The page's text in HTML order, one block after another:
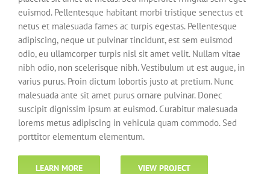
euismod. Pellentesque habitant morbi tristique senectus et
netus et malesuada fames ac turpis egestas. Pellentesque
adipiscing, neque ut pulvinar tincidunt, est sem euismod
odio, eu ullamcorper turpis nisl sit amet velit. Nullam vitae
nibh odio, non scelerisque nibh. Vestibulum ut est augue, in
varius purus. Proin dictum lobortis justo at pretium. Nunc
malesuada ante sit amet purus ornare pulvinar. Donec
suscipit dignissim ipsum at euismod. Curabitur malesuada
lorems metus adipiscing in vehicula quam commodo. Sed
porttitor elementum elementum.
LEARN MORE VIEW PROJECT